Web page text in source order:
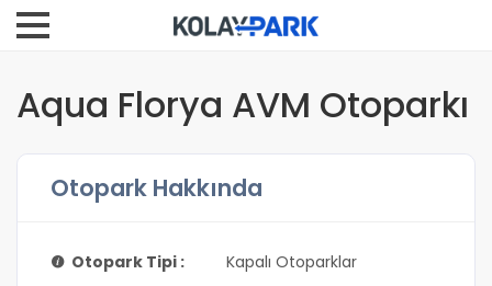
Aqua Florya AVM Otoparkı
Otopark Hakkında
Otopark Tipi : Kapalı Otoparklar